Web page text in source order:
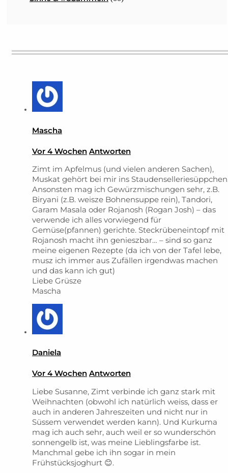
Mascha
Vor 4 Wochen Antworten
Zimt im Apfelmus (und vielen anderen Sachen),
Muskat gehört bei mir ins
Ansonsten mag ich Gewürzmischungen sehr, z.B.
Biryani (z.B. weisze Bohnensuppe rein), Tandori,
Garam Masala oder Rojanosh (Rogan Josh) – das
verwende ich alles vorwiegend für
Gemüse(pfannen) gerichte. Steckrübeneintopf mit
Rojanosh macht ihn genieszbar… – sind so ganz
meine eigenen Rezepte (da ich von der Tafel lebe,
musz ich immer aus Zufällen irgendwas machen
und das kann ich gut)
Liebe Grüsze
Mascha
Daniela
Vor 4 Wochen Antworten
Liebe Susanne, Zimt verbinde ich ganz stark mit
Weihnachten (obwohl ich natürlich weiss, dass er
auch in anderen Jahreszeiten und nicht nur in
Süssem verwendet werden kann). Und Kurkuma
mag ich auch sehr, auch weil er so wunderschön
sonnengelb ist, was meine Lieblingsfarbe ist.
Manchmal gebe ich ihn sogar in mein
Frühstücksjoghurt 😊.